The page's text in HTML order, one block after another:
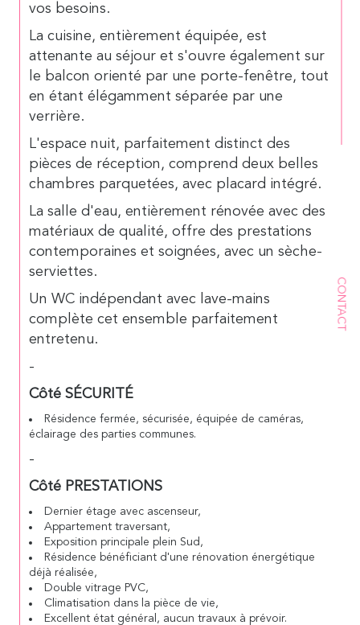
CONTACT
vos besoins.
La cuisine, entièrement équipée, est
attenante au séjour et s'ouvre également sur
le balcon orienté par une porte-fenêtre, tout
en étant élégamment séparée par une
verrière.
L'espace nuit, parfaitement distinct des
pièces de réception, comprend deux belles
chambres parquetées, avec placard intégré.
La salle d'eau, entièrement rénovée avec des
matériaux de qualité, offre des prestations
contemporaines et soignées, avec un sèche-
serviettes.
Un WC indépendant avec lave-mains
complète cet ensemble parfaitement
entretenu.
-
Côté SÉCURITÉ
Résidence fermée, sécurisée, équipée de caméras,
éclairage des parties communes.
-
Côté PRESTATIONS
Dernier étage avec ascenseur,
Appartement traversant,
Exposition principale plein Sud,
Résidence bénéficiant d'une rénovation énergétique
déjà réalisée,
Double vitrage PVC,
Climatisation dans la pièce de vie,
Excellent état général, aucun travaux à prévoir.